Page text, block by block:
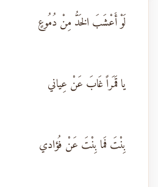
لَوْ أَعْشَبَ الخَدُّ مِنْ دُمُوعٍ
يا قَمَراً غَابَ عَنْ عِياني
بِنْتَ فَما بِنْتَ عَنْ فُؤادي